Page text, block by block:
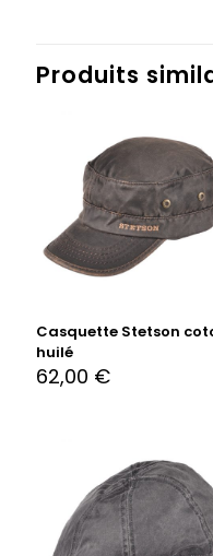
Produits
Casquette Stetson
huilé
62,00 €